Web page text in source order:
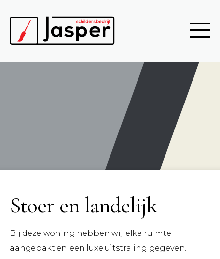
Stoer en landelijk
Bij deze woning hebben wij elke ruimte
aangepakt en een luxe uitstraling gegeven.